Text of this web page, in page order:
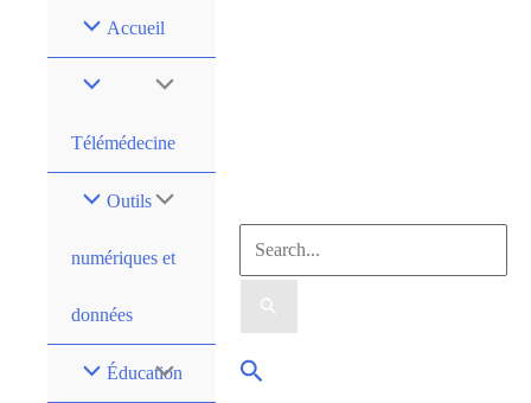
Accueil
Télémédecine
Outils
numériques et
données
Éducation